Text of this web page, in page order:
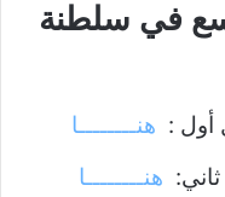
في سلطنة
أول : هنــــــــا
هنــــــــا